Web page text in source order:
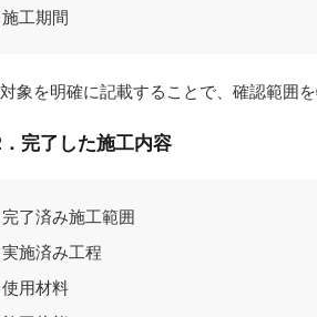
施工期間
象を明確に記載することで、確認範囲
．完了した施工内容
完了済み施工範囲
実施済み工程
使用材料